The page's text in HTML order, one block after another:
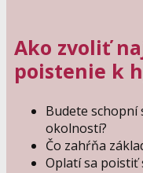
Ako zvoliť
poistenie k
Budete schopní
okolností?
Čo zahŕňa
Oplatí sa poistiť